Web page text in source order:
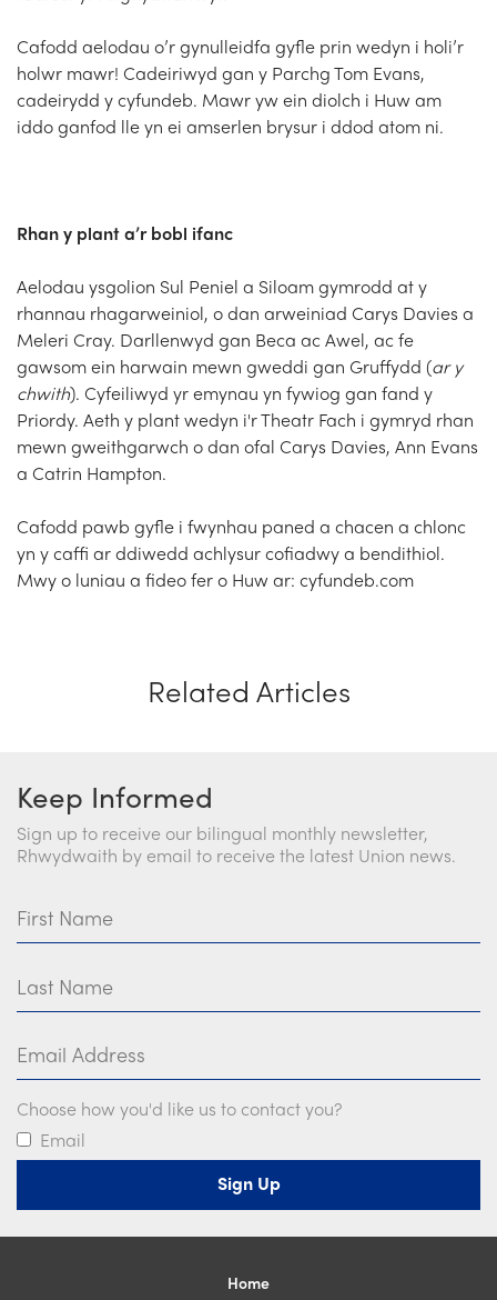
Cafodd aelodau o’r gynulleidfa gyfle prin wedyn i holi’r
holwr mawr! Cadeiriwyd gan y Parchg Tom Evans,
cadeirydd y cyfundeb. Mawr yw ein diolch i Huw am
iddo ganfod lle yn ei amserlen brysur i ddod atom ni.
Rhan y plant a’r bobl ifanc
Aelodau ysgolion Sul Peniel a Siloam gymrodd at y
rhannau rhagarweiniol, o dan arweiniad Carys Davies a
Meleri Cray. Darllenwyd gan Beca ac Awel, ac fe
gawsom ein harwain mewn gweddi gan Gruffydd (ar y
chwith). Cyfeiliwyd yr emynau yn fywiog gan fand y
Priordy. Aeth y plant wedyn i'r Theatr Fach i gymryd rhan
mewn gweithgarwch o dan ofal Carys Davies, Ann Evans
a Catrin Hampton.
Cafodd pawb gyfle i fwynhau paned a chacen a chlonc
yn y caffi ar ddiwedd achlysur cofiadwy a bendithiol.
Mwy o luniau a fideo fer o Huw ar: cyfundeb.com
Related Articles
Keep Informed
Sign up to receive our bilingual monthly newsletter,
Rhwydwaith by email to receive the latest Union news.
Choose how you'd like us to contact you?
Email
Home